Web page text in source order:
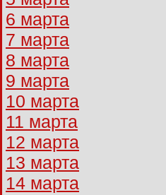
6 марта
7 марта
8 марта
9 марта
10 марта
11 марта
12 марта
13 марта
14 марта